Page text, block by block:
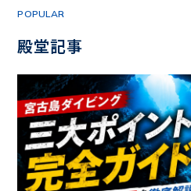
POPULAR
殿堂記事